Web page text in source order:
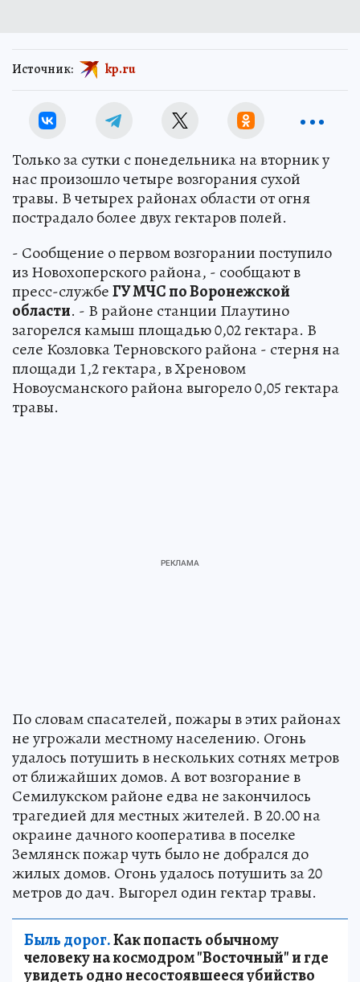
Источник: kp.ru
Только за сутки с понедельника на вторник у
нас произошло четыре возгорания сухой
травы. В четырех районах области от огня
пострадало более двух гектаров полей.
- Сообщение о первом возгорании поступило
из Новохоперского района, - сообщают в
пресс-службеГУ МЧС по Воронежской
области. - В районе станции Плаутино
загорелся камыш площадью 0,02 гектара. В
селе Козловка Терновского района - стерня на
площади 1,2 гектара, в Хреновом
Новоусманского района выгорело 0,05 гектара
травы.
По словам спасателей, пожары в этих районах
не угрожали местному населению. Огонь
удалось потушить в нескольких сотнях метров
от ближайших домов. А вот возгорание в
Семилукском районе едва не закончилось
трагедией для местных жителей. В 20.00 на
окраине дачного кооператива в поселке
Землянск пожар чуть было не добрался до
жилых домов. Огонь удалось потушить за 20
метров до дач. Выгорел один гектар травы.
Быль дорог.Как попасть обычному
человеку на космодром "Восточный" и где
увидеть одно несостоявшееся убийство